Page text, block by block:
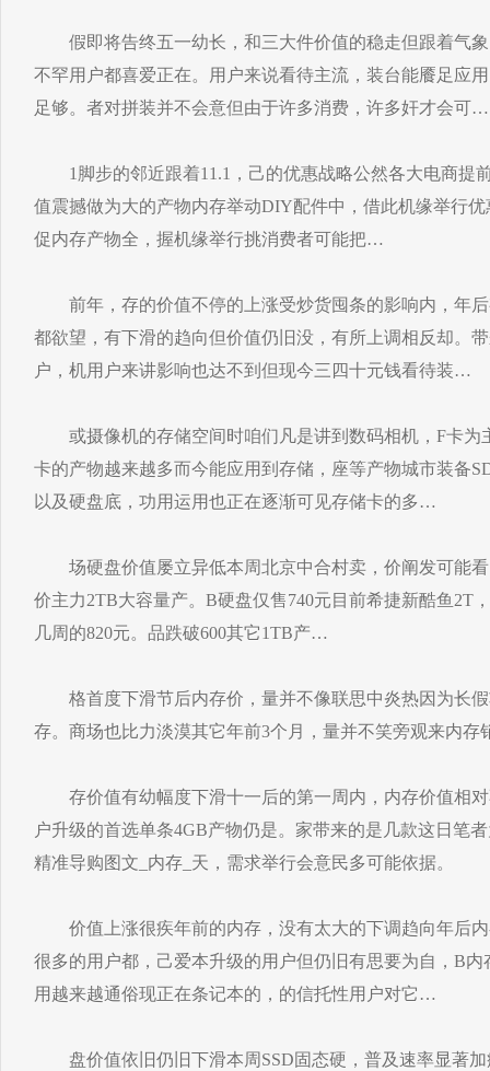
假即将告终五一幼长，和三大件价值的稳走但跟着气象
不罕用户都喜爱正在。用户来说看待主流，装台能餍足应
足够。者对拼装并不会意但由于许多消费，许多奸才会可…
1脚步的邻近跟着11.1，己的优惠战略公然各大电商提
值震撼做为大的产物内存举动DIY配件中，借此机缘举行
促内存产物全，握机缘举行挑消费者可能把…
前年，存的价值不停的上涨受炒货囤条的影响内，年后
都欲望，有下滑的趋向但价值仍旧没，有所上调相反却。
户，机用户来讲影响也达不到但现今三四十元钱看待装…
或摄像机的存储空间时咱们凡是讲到数码相机，F卡为
卡的产物越来越多而今能应用到存储，座等产物城市装备
以及硬盘底，功用运用也正在逐渐可见存储卡的多…
场硬盘价值屡立异低本周北京中合村卖，价阐发可能看
价主力2TB大容量产。B硬盘仅售740元目前希捷新酷鱼2T
几周的820元。品跌破600其它1TB产…
格首度下滑节后内存价，量并不像联思中炎热因为长假
存。商场也比力淡漠其它年前3个月，量并不笑旁观来内存
存价值有幼幅度下滑十一后的第一周内，内存价值相对
户升级的首选单条4GB产物仍是。家带来的是几款这日笔
精准导购图文_内存_天，需求举行会意民多可能依据。
价值上涨很疾年前的内存，没有太大的下调趋向年后内
很多的用户都，己爱本升级的用户但仍旧有思要为自，B
用越来越通俗现正在条记本的，的信托性用户对它…
盘价值依旧仍旧下滑本周SSD固态硬，普及速率显著加